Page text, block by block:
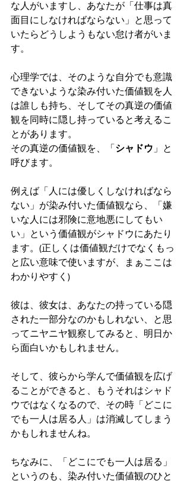
な人がいますし、あなたが「仕事は真
面目にしなければならない」と思って
いたらどうしようもない怠け者がいま
す。
心理学では、そのような自分でも意識
できないような染み付いた価値観を人
は誰しも持ち、そしてその真逆の価値
観を同時に隠し持っていると考えるこ
とがあります。
その真逆の価値観を、「 シャドウ 」と
呼びます。
例えば「人には優しくしなければなら
ない」が染み付いた価値観なら、「嫌
いな人には邪険に意地悪にしてもい
い」という価値観がシャドウにあたり
ます。(正しくは価値観だけでなくもっ
と広い意味で使いますが、まぁここは
わかりやすく)
彼は、彼女は、あなたの持っている隠
された一部分なのかもしれない、と思
ってニヤニヤ観察してみると、明日か
ら面白いかもしれません。
そして、彼らから学んで価値観を広げ
ることができると、もうそれはシャド
ウではなくなるので、その時「どこに
でも一人は居る人」は消滅してしまう
かもしれませんね。
ちなみに、「どこにでも一人は居る」
というのも、染み付いた価値観のひと